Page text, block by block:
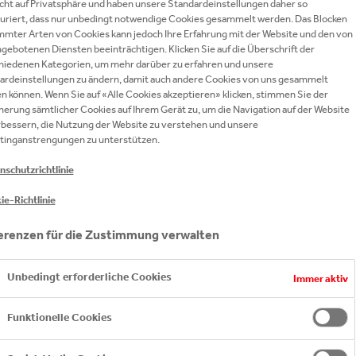
ERFOLGSGESCHICHTEN.
MIT VERLÄSSLICHEM
auf Privatsphäre und haben unsere Standardeinstellungen daher so
dass nur unbedingt notwendige Cookies gesammelt werden. Das Blocken
Arten von Cookies kann jedoch Ihre Erfahrung mit der Website und den von
Diensten beeinträchtigen. Klicken Sie auf die Überschrift der
Kategorien, um mehr darüber zu erfahren und unsere
zu ändern, damit auch andere Cookies von uns gesammelt
können. Wenn Sie auf «Alle Cookies akzeptieren» klicken, stimmen Sie der
sämtlicher Cookies auf Ihrem Gerät zu, um die Navigation auf der Website
die Nutzung der Website zu verstehen und unsere
zu unterstützen.
Richtlinie
für die Zustimmung verwalten
Unbedingt erforderliche Cookies Immer aktiv
Funktionelle Cookies